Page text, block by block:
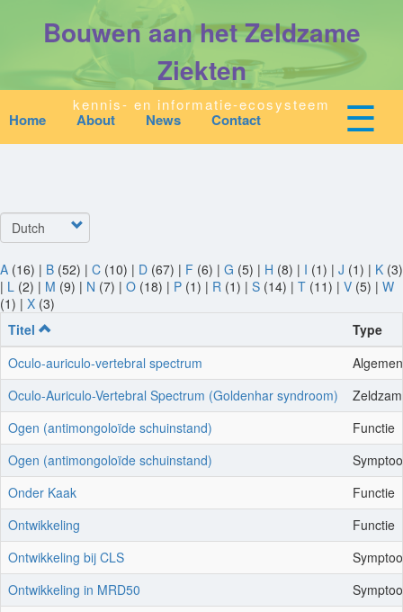
gaan
Bouwen aan het Zeldzame
Ziekten
kennis- en informatie-ecosysteem
Mobile
links
menu
Home About News Contact ☰
Main
Zoeken
Over Ons
Downloads
Nieuws
Woordenlijst
Contact
Select
your
A (16) | B (52) | C (10) | D (67) | F (6) | G (5) | H (8) | I (1) | J (1) | K (3)
| L (2) | M (9) | N (7) | O (18) | P (1) | R (1) | S (14) | T (11) | V (5) | W
(1) | X (3)
Titel
Type
Oculo-auriculo-vertebral spectrum
Oculo-Auriculo-Vertebral Spectrum (Goldenhar syndroom)
Ogen (antimongoloïde schuinstand)
Functie
Ogen (antimongoloïde schuinstand)
Onder Kaak
Functie
Ontwikkeling
Functie
Ontwikkeling bij CLS
Ontwikkeling in MRD50